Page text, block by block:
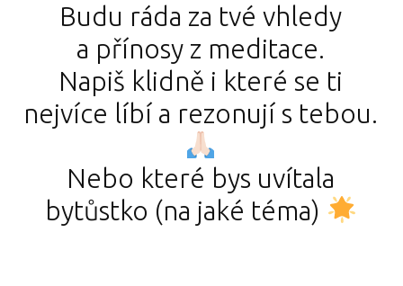
Budu ráda za tvé vhledy
a přínosy z meditace.
Napiš klidně i které se ti
nejvíce líbí a rezonují s tebou.
Nebo které bys uvítala
bytůstko (na jaké téma)